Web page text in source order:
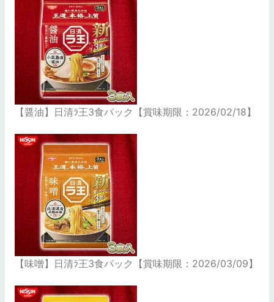
【醤油】日清ﾗ王3食パック【賞味期限：2026/02/18】
【味噌】日清ﾗ王3食パック【賞味期限：2026/03/09】